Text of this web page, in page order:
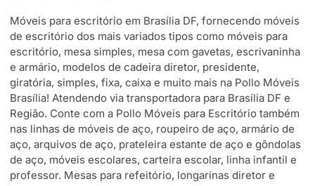
Móveis para escritório em Brasília DF, fornecendo móveis
de escritório dos mais variados tipos como móveis para
escritório, mesa simples, mesa com gavetas, escrivaninha
e armário, modelos de cadeira diretor, presidente,
giratória, simples, fixa, caixa e muito mais na Pollo Móveis
Brasília! Atendendo via transportadora para Brasília DF e
Região. Conte com a Pollo Móveis para Escritório também
nas linhas de móveis de aço, roupeiro de aço, armário de
aço, arquivos de aço, prateleira estante de aço e gôndolas
de aço, móveis escolares, carteira escolar, linha infantil e
professor. Mesas para refeitório, longarinas diretor e